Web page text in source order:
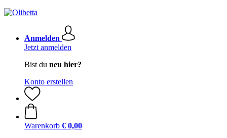
Anmelden
Jetzt anmelden
Bist du neu hier?
Konto erstellen
Warenkorb € 0,00